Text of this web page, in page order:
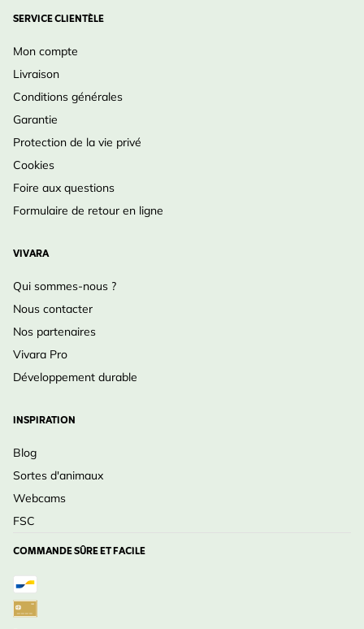
SERVICE CLIENTÈLE
Mon compte
Livraison
Conditions générales
Garantie
Protection de la vie privé
Cookies
Foire aux questions
Formulaire de retour en ligne
VIVARA
Qui sommes-nous ?
Nous contacter
Nos partenaires
Vivara Pro
Développement durable
INSPIRATION
Blog
Sortes d'animaux
Webcams
FSC
COMMANDE SÛRE ET FACILE